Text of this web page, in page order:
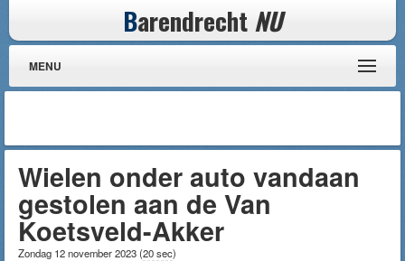
Barendrecht NU
MENU
Wielen onder auto vandaan
gestolen aan de Van
Koetsveld-Akker
Zondag 12 november 2023(20 sec)